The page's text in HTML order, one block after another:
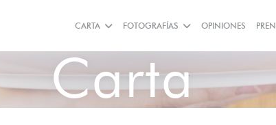
CARTA FOTOGRAFÍAS OPINIONES
Carta